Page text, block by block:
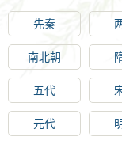
先秦
南北朝
五代
元代